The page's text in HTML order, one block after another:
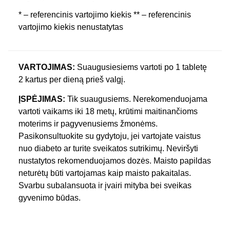
* – referencinis vartojimo kiekis ** – referencinis
vartojimo kiekis nenustatytas
VARTOJIMAS: Suaugusiesiems vartoti po 1 tabletę
2 kartus per dieną prieš valgį.
ĮSPĖJIMAS: Tik suaugusiems. Nerekomenduojama
vartoti vaikams iki 18 metų, krūtimi maitinančioms
moterims ir pagyvenusiems žmonėms.
Pasikonsultuokite su gydytoju, jei vartojate vaistus
nuo diabeto ar turite sveikatos sutrikimų. Neviršyti
nustatytos rekomenduojamos dozės. Maisto papildas
neturėtų būti vartojamas kaip maisto pakaitalas.
Svarbu subalansuota ir įvairi mityba bei sveikas
gyvenimo būdas.